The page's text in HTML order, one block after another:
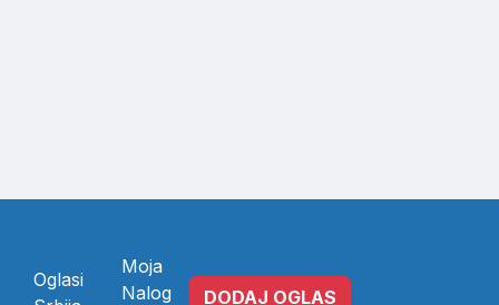
Oglasi
Moja
Nalog
DODAJ OGLAS